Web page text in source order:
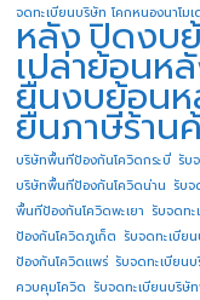
จดทะเบียนบริษัท โคกหนองนาโมเ
หลังปิดงบ
เปล่าย้อนห
ยื่นงบย้อน
ยื่นภาษีร้าน
บริษัทพื้นทีป้องกันโควิดกระบี่ รับ
บริษัทพื้นทีป้องกันโควิดน่าน รับ
พื้นทีป้องกันโควิดพะเยา รับจดท
ป้องกันโควิดภูเก็ต รับจดทะเบีย
ป้องกันโควิดแพร่ รับจดทะเบียน
ควบคุมโควิด รับจดทะเบียนบริษั